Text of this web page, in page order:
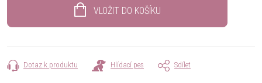
VLOŽIT DO KOŠÍKU
Dotaz k produktu Hlídací pes Sdílet